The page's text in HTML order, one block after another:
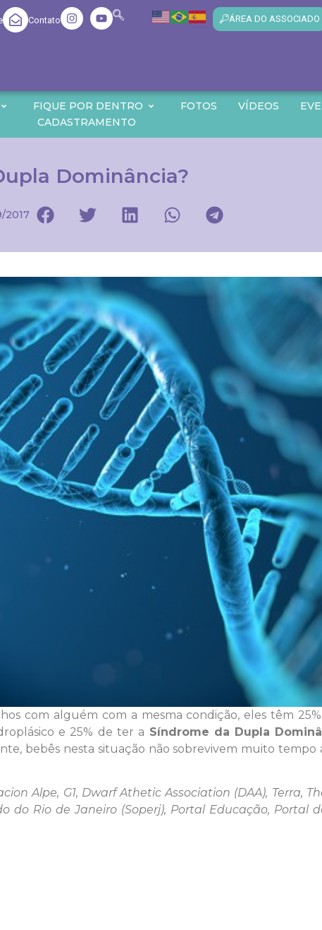
Contato ÁREA DO ASSOCIADO
FIQUE POR DENTRO FOTOS VÍDEOS
CADASTRAMENTO
Dominância?
2017
com alguém com a mesma condição, eles têm
e 25% de ter a Síndrome da Dupla
bebês nesta situação não sobrevivem muito
Alpe, G1, Dwarf Athetic Association (DAA), Terra,
do Rio de Janeiro (Soperj), Portal Educação, Portal